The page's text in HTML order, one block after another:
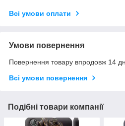
Всі умови оплати
Умови повернення
Повернення товару впродовж 14
Всі умови повернення
Подібні товари компанії